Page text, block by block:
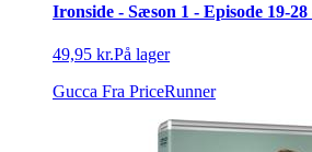
Ironside - Sæson 1 - Episode 19-
49,95 kr.På lager
Gucca Fra PriceRunner